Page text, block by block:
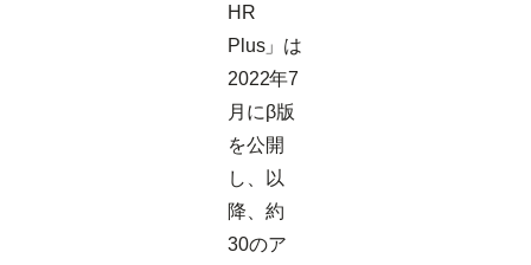
HR
Plus」は
2022年7
月にβ版
を公開
し、以
降、約
30のア